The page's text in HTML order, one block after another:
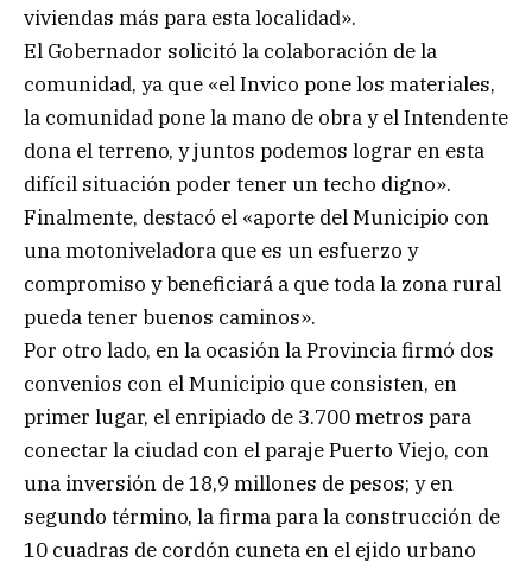
viviendas más para esta localidad».
El Gobernador solicitó la colaboración de la
comunidad, ya que «el Invico pone los materiales,
la comunidad pone la mano de obra y el Intendente
dona el terreno, y juntos podemos lograr en esta
difícil situación poder tener un techo digno».
Finalmente, destacó el «aporte del Municipio con
una motoniveladora que es un esfuerzo y
compromiso y beneficiará a que toda la zona rural
pueda tener buenos caminos».
Por otro lado, en la ocasión la Provincia firmó dos
convenios con el Municipio que consisten, en
primer lugar, el enripiado de 3.700 metros para
conectar la ciudad con el paraje Puerto Viejo, con
una inversión de 18,9 millones de pesos; y en
segundo término, la firma para la construcción de
10 cuadras de cordón cuneta en el ejido urbano